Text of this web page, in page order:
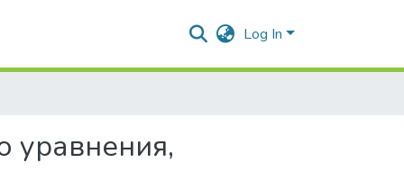
Log In
уравнения,